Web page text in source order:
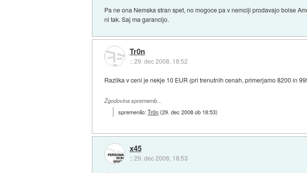
Pa ne ona Nemska stran spet, no mogoce pa v nemciji prodavajo bolse
ni tak. Saj ma garancijo.
Tr0n
::29. dec 2008, 18:52
Razlika v ceni je nekje 10 EUR (pri trenutnih cenah, primerjamo 8200 in
Zgodovina sprememb…
spremenilo:Tr0n(29. dec 2008 ob 18:53)
x45
::29. dec 2008, 18:53